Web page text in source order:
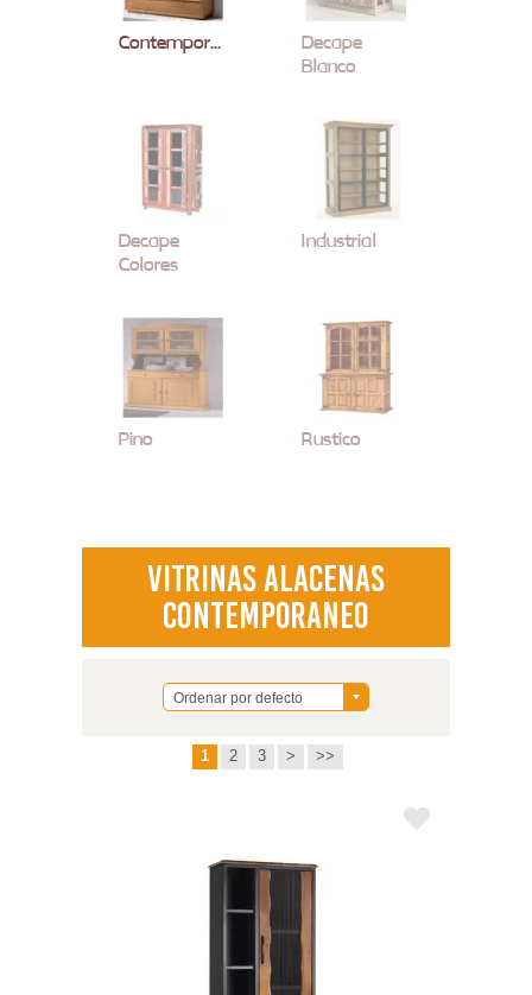
Contemporaneo Decape
Blanco
Decape
Colores
Industrial
Pino Rustico
Vitrinas Alacenas
Contemporaneo
Ordenar por defecto
1 2 3 > >>